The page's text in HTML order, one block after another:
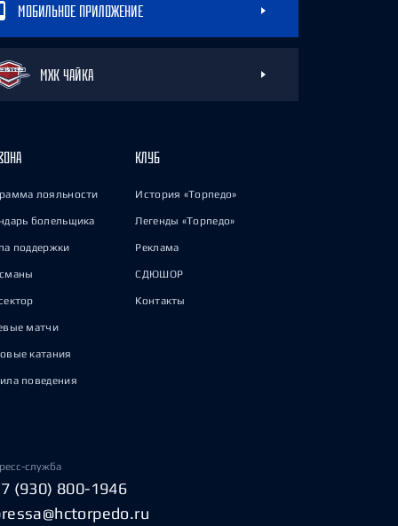
МОБИЛЬНОЕ ПРИЛОЖЕНИЕ
МХК ЧАЙКА
лояльности
болельщика
поддержки
матчи
катания
поведения
КЛУБ
История «Торпедо»
Легенды «Торпедо»
Реклама
СДЮШОР
Контакты
служба
(930) 800-1946